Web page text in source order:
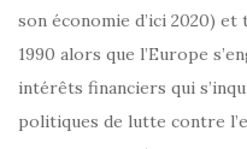
son économie d’ici 2020)
1990 alors que l’Europe
intérêts financiers qui
politiques de lutte contre